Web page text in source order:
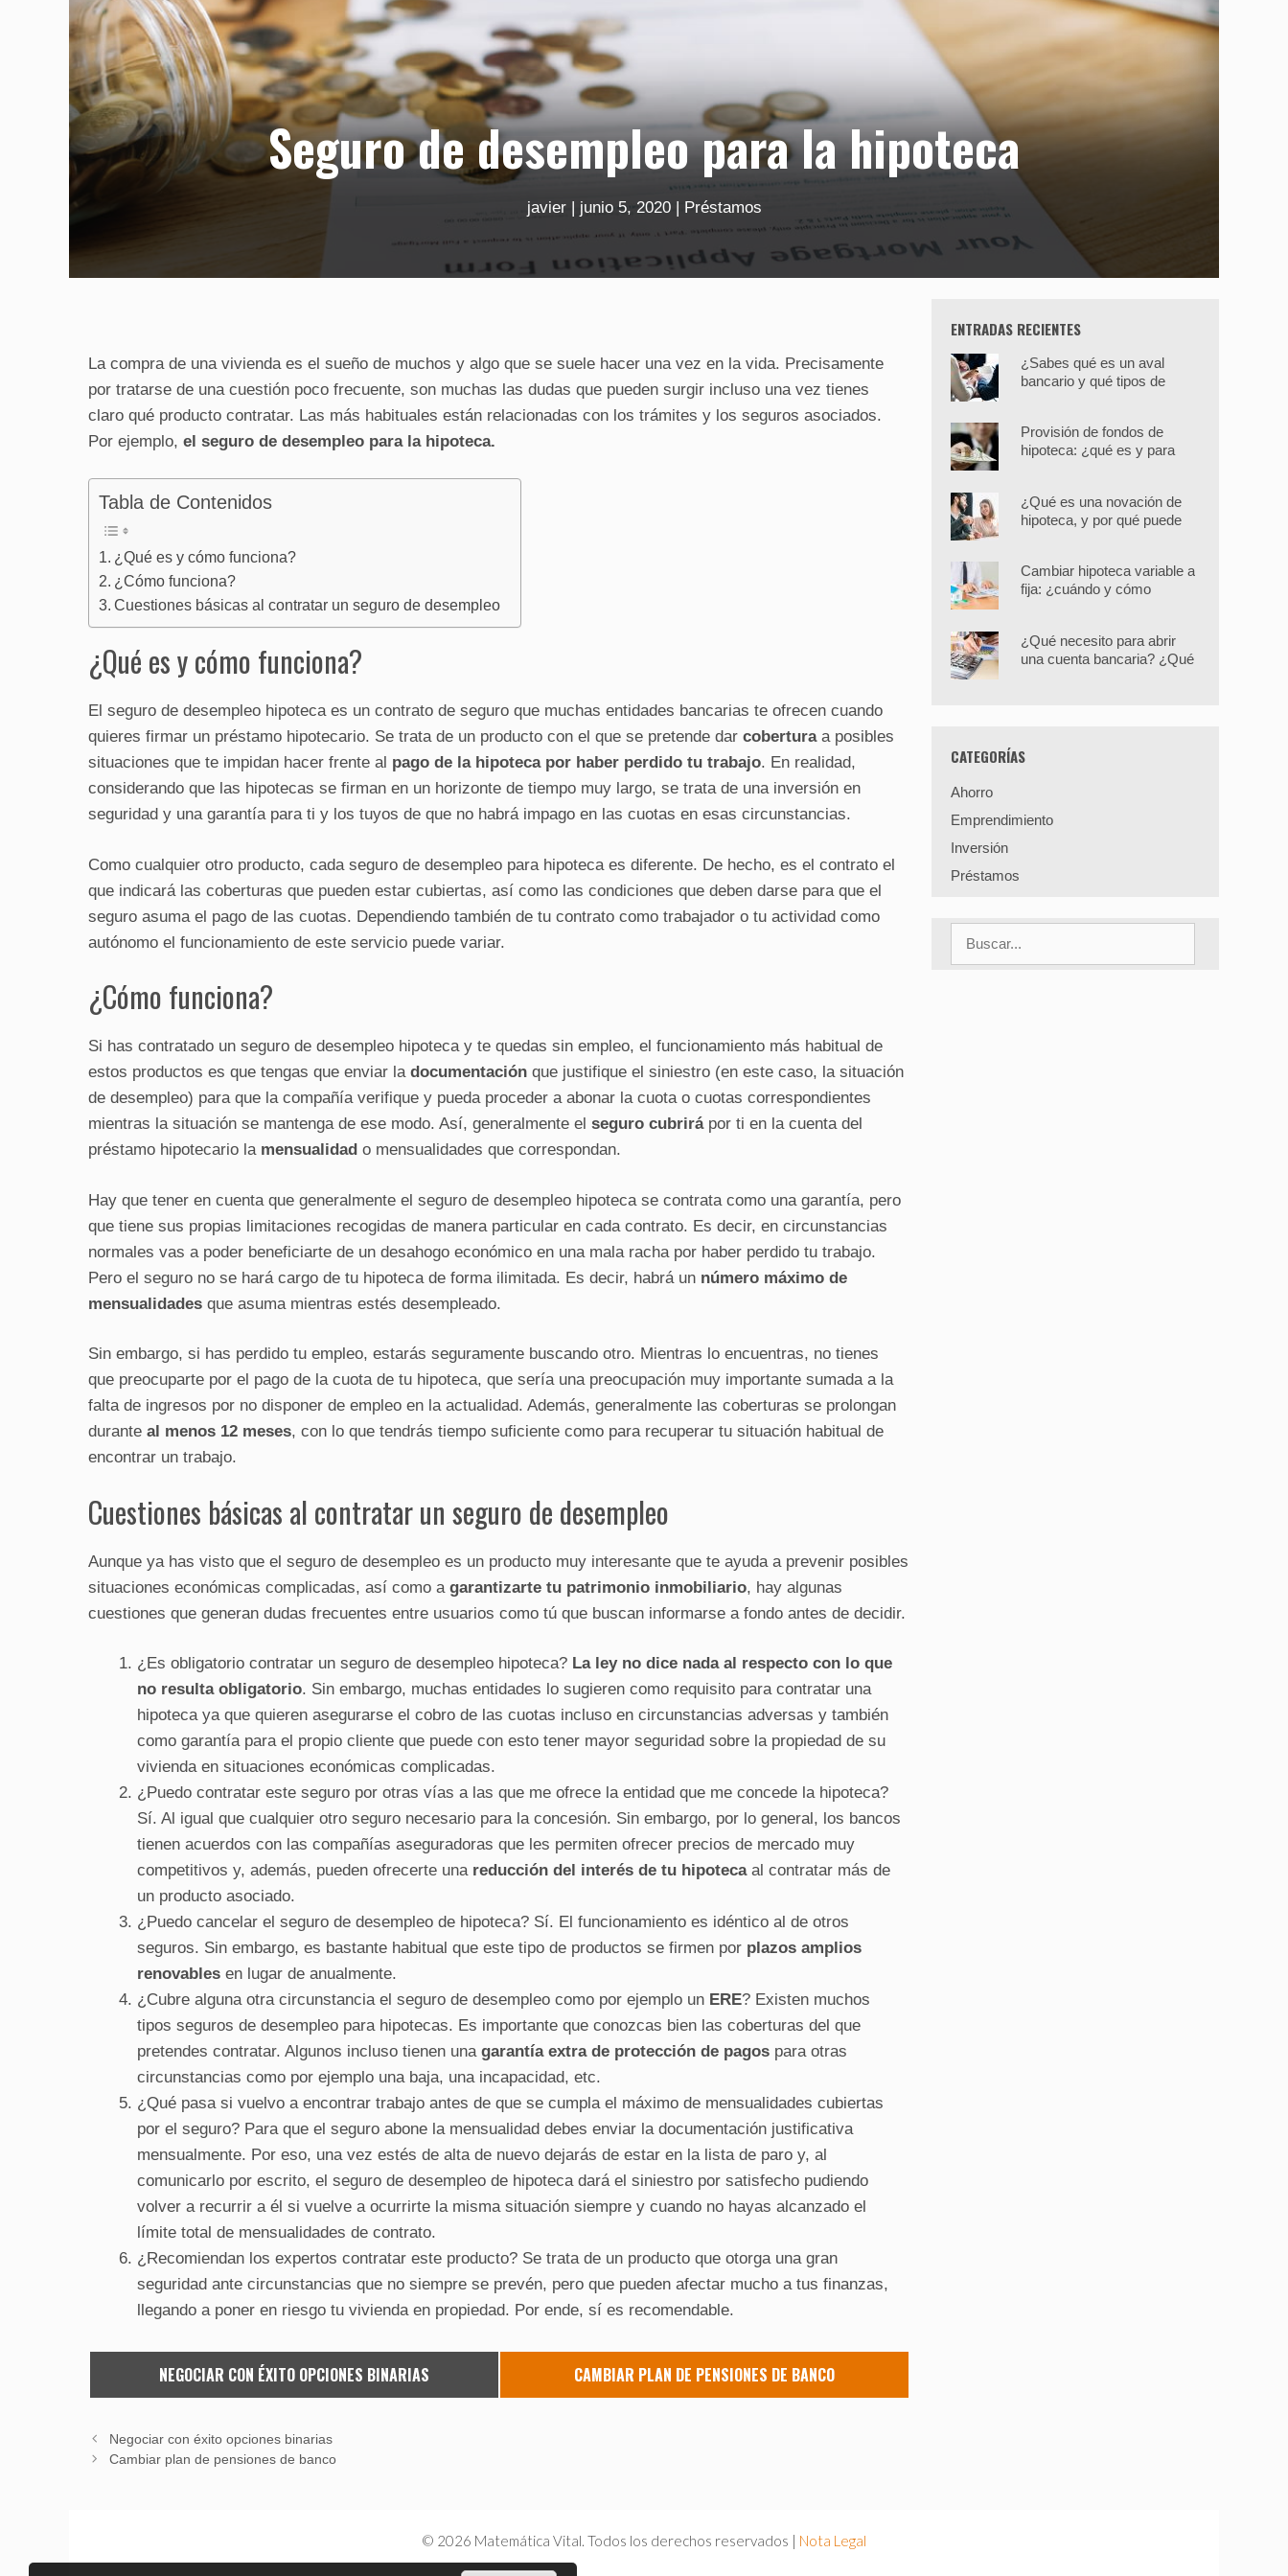
Seguro de desempleo para la hipoteca
javier| junio 5, 2020| Préstamos
La compra de una vivienda es el sueño de muchos y algo que se suele hacer una vez en la vida. Precisamente
por tratarse de una cuestión poco frecuente, son muchas las dudas que pueden surgir incluso una vez tienes
claro qué producto contratar. Las más habituales están relacionadas con los trámites y los seguros asociados.
Por ejemplo, el seguro de desempleo para la hipoteca.
Tabla de Contenidos
¿Qué es y cómo funciona?
¿Cómo funciona?
Cuestiones básicas al contratar un seguro de desempleo
¿Qué es y cómo funciona?
El seguro de desempleo hipoteca es un contrato de seguro que muchas entidades bancarias te ofrecen cuando
quieres firmar un préstamo hipotecario. Se trata de un producto con el que se pretende dar coberturaa posibles
situaciones que te impidan hacer frente al pago de la hipoteca por haber perdido tu trabajo. En realidad,
considerando que las hipotecas se firman en un horizonte de tiempo muy largo, se trata de una inversión en
seguridad y una garantía para ti y los tuyos de que no habrá impago en las cuotas en esas circunstancias.
Como cualquier otro producto, cada seguro de desempleo para hipoteca es diferente. De hecho, es el contrato el
que indicará las coberturas que pueden estar cubiertas, así como las condiciones que deben darse para que el
seguro asuma el pago de las cuotas. Dependiendo también de tu contrato como trabajador o tu actividad como
autónomo el funcionamiento de este servicio puede variar.
¿Cómo funciona?
Si has contratado un seguro de desempleo hipoteca y te quedas sin empleo, el funcionamiento más habitual de
estos productos es que tengas que enviar la documentación que justifique el siniestro (en este caso, la situación
de desempleo) para que la compañía verifique y pueda proceder a abonar la cuota o cuotas correspondientes
mientras la situación se mantenga de ese modo. Así, generalmente el seguro cubrirápor ti en la cuenta del
préstamo hipotecario la mensualidad o mensualidades que correspondan.
Hay que tener en cuenta que generalmente el seguro de desempleo hipoteca se contrata como una garantía, pero
que tiene sus propias limitaciones recogidas de manera particular en cada contrato. Es decir, en circunstancias
normales vas a poder beneficiarte de un desahogo económico en una mala racha por haber perdido tu trabajo.
Pero el seguro no se hará cargo de tu hipoteca de forma ilimitada. Es decir, habrá un número máximo de
mensualidades que asuma mientras estés desempleado.
Sin embargo, si has perdido tu empleo, estarás seguramente buscando otro. Mientras lo encuentras, no tienes
que preocuparte por el pago de la cuota de tu hipoteca, que sería una preocupación muy importante sumada a la
falta de ingresos por no disponer de empleo en la actualidad. Además, generalmente las coberturas se prolongan
durante al menos 12 meses, con lo que tendrás tiempo suficiente como para recuperar tu situación habitual de
encontrar un trabajo.
Cuestiones básicas al contratar un seguro de desempleo
Aunque ya has visto que el seguro de desempleo es un producto muy interesante que te ayuda a prevenir posibles
situaciones económicas complicadas, así como a garantizarte tu patrimonio inmobiliario, hay algunas
cuestiones que generan dudas frecuentes entre usuarios como tú que buscan informarse a fondo antes de decidir.
¿Es obligatorio contratar un seguro de desempleo hipoteca? La ley no dice nada al respecto con lo que
no resulta obligatorio. Sin embargo, muchas entidades lo sugieren como requisito para contratar una
hipoteca ya que quieren asegurarse el cobro de las cuotas incluso en circunstancias adversas y también
como garantía para el propio cliente que puede con esto tener mayor seguridad sobre la propiedad de su
vivienda en situaciones económicas complicadas.
¿Puedo contratar este seguro por otras vías a las que me ofrece la entidad que me concede la hipoteca?
Sí. Al igual que cualquier otro seguro necesario para la concesión. Sin embargo, por lo general, los bancos
tienen acuerdos con las compañías aseguradoras que les permiten ofrecer precios de mercado muy
competitivos y, además, pueden ofrecerte una reducción del interés de tu hipotecaal contratar más de
un producto asociado.
¿Puedo cancelar el seguro de desempleo de hipoteca? Sí. El funcionamiento es idéntico al de otros
seguros. Sin embargo, es bastante habitual que este tipo de productos se firmen por plazos amplios
renovables en lugar de anualmente.
¿Cubre alguna otra circunstancia el seguro de desempleo como por ejemplo un ERE? Existen muchos
tipos seguros de desempleo para hipotecas. Es importante que conozcas bien las coberturas del que
pretendes contratar. Algunos incluso tienen una garantía extra de protección de pagos para otras
circunstancias como por ejemplo una baja, una incapacidad, etc.
¿Qué pasa si vuelvo a encontrar trabajo antes de que se cumpla el máximo de mensualidades cubiertas
por el seguro? Para que el seguro abone la mensualidad debes enviar la documentación justificativa
mensualmente. Por eso, una vez estés de alta de nuevo dejarás de estar en la lista de paro y, al
comunicarlo por escrito, el seguro de desempleo de hipoteca dará el siniestro por satisfecho pudiendo
volver a recurrir a él si vuelve a ocurrirte la misma situación siempre y cuando no hayas alcanzado el
límite total de mensualidades de contrato.
¿Recomiendan los expertos contratar este producto? Se trata de un producto que otorga una gran
seguridad ante circunstancias que no siempre se prevén, pero que pueden afectar mucho a tus finanzas,
llegando a poner en riesgo tu vivienda en propiedad. Por ende, sí es recomendable.
NEGOCIAR CON ÉXITO OPCIONES BINARIAS CAMBIAR PLAN DE PENSIONES DE BANCO
Negociar con éxito opciones binarias
Cambiar plan de pensiones de banco
ENTRADAS RECIENTES
¿Sabes qué es un aval
bancario y qué tipos de
Provisión de fondos de
hipoteca: ¿qué es y para
¿Qué es una novación de
hipoteca, y por qué puede
Cambiar hipoteca variable a
fija: ¿cuándo y cómo
¿Qué necesito para abrir
una cuenta bancaria? ¿Qué
CATEGORÍAS
Ahorro
Emprendimiento
Inversión
Préstamos
© 2026 Matemática Vital. Todos los derechos reservados | Nota Legal